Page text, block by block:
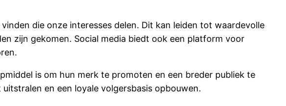
die onze interesses delen. Dit kan leiden tot waardevolle
zijn gekomen. Social media biedt ook een platform voor
is om hun merk te promoten en een breder publiek te
en een loyale volgersbasis opbouwen.